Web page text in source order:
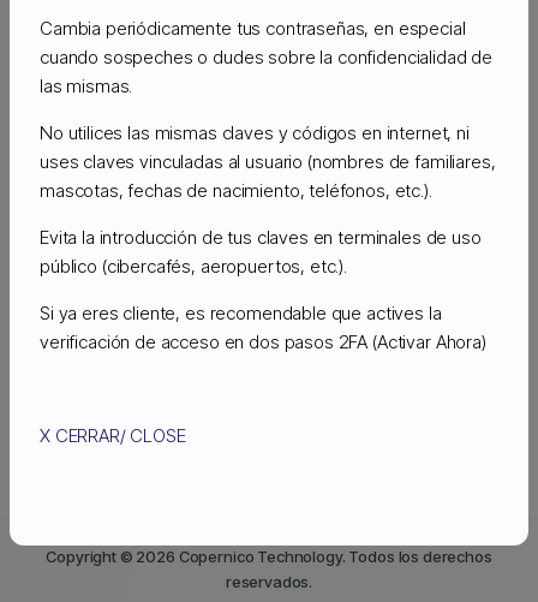
CLÁUSULA 1: OBJETO
Las presentes condiciones particulares
tienen por objeto establecer las condiciones
técnicas y financieras en las que Copérnico
Technology se compromete a almacenar en
su infraestructura el servicio de hosting cloud
avanzado y dedicado (en adelante
denominado el «Servicio»).
Copérnico no participa en modo alguno en el
sus herramientas informáticas de gestión y
Acepto el Acuerdo de Términos de Uso
Copyright © 2026 Copernico Technology. Todos los derechos
reservados.
Cambia periódicamente tus contraseñas, en especial
cuando sospeches o dudes sobre la confidencialidad de
las mismas.
No utilices las mismas claves y códigos en internet, ni
uses claves vinculadas al usuario (nombres de familiares,
mascotas, fechas de nacimiento, teléfonos, etc.).
Evita la introducción de tus claves en terminales de uso
público (cibercafés, aeropuertos, etc.).
Si ya eres cliente, es recomendable que actives la
verificación de acceso en dos pasos 2FA (Activar Ahora)
X CERRAR/ CLOSE